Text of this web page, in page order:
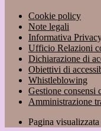
Cookie policy
Note legali
Informativa
Ufficio Relazioni
Dichiarazione di
Obiettivi di
Whistleblowing
Gestione consensi
Amministrazione
Pagina visualizzata